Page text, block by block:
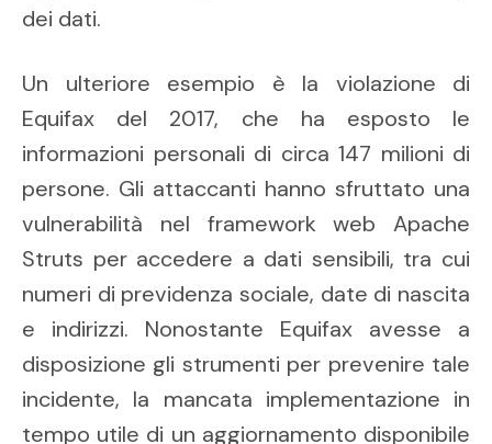
dei dati.
Un ulteriore esempio è la violazione di
Equifax del 2017, che ha esposto le
informazioni personali di circa 147 milioni di
persone. Gli attaccanti hanno sfruttato una
vulnerabilità nel framework web Apache
Struts per accedere a dati sensibili, tra cui
numeri di previdenza sociale, date di nascita
e indirizzi. Nonostante Equifax avesse a
disposizione gli strumenti per prevenire tale
incidente, la mancata implementazione in
tempo utile di un aggiornamento disponibile